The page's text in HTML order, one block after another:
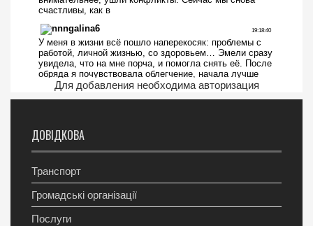
Для добавления необходима авторизация
ДОВІДКОВА
Транспорт
Громадські організації
Послуги